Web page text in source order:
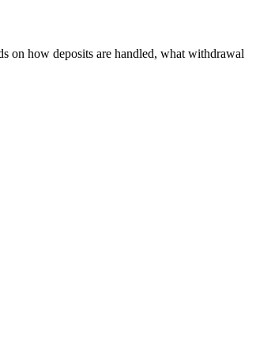
on how deposits are handled, what withdrawal